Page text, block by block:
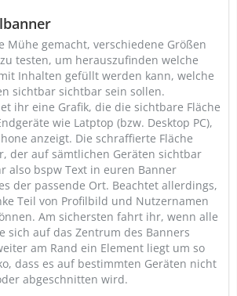
Mühe gemacht, verschiedene Größen
testen, um herauszufinden welche
Inhalten gefüllt werden kann, welche
sichtbar sichtbar sein sollen.
ihr eine Grafik, die die sichtbare Fläche
wie Latptop (bzw. Desktop PC),
anzeigt. Die schraffierte Fläche
der auf sämtlichen Geräten sichtbar
also bspw Text in euren Banner
der passende Ort. Beachtet allerdings,
Teil von Profilbild und Nutzernamen
Am sichersten fahrt ihr, wenn alle
sich auf das Zentrum des Banners
am Rand ein Element liegt um so
dass es auf bestimmten Geräten nicht
abgeschnitten wird.